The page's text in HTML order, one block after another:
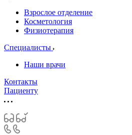
Взрослое отделение
Косметология
Физиотерапия
Специалисты
Наши врачи
Контакты
Пациенту